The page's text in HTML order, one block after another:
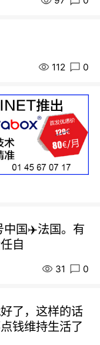
112 0
中国✈️法国。有
自
31 0
了，这样的话
钱维持生活了